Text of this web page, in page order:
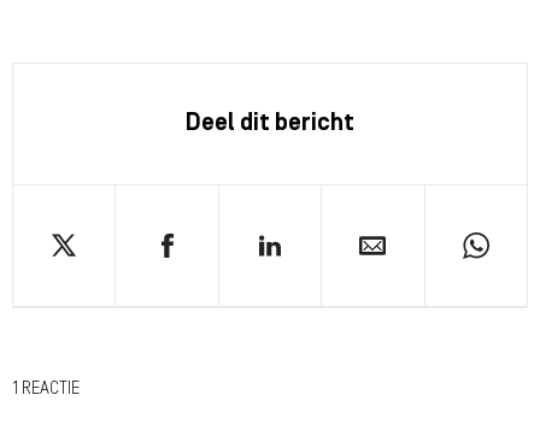
Deel dit bericht
1 REACTIE